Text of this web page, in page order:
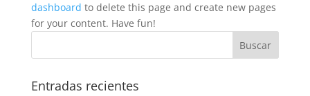
dashboard to delete this page and create new pages
for your content. Have fun!
Entradas recientes